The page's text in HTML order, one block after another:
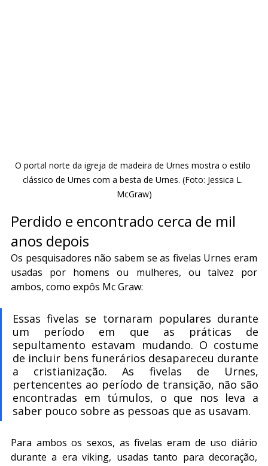
O portal norte da igreja de madeira de Urnes mostra o estilo
clássico de Urnes com a besta de Urnes. (Foto: Jessica L.
McGraw)
Perdido e encontrado cerca de mil
anos depois
Os pesquisadores não sabem se as fivelas Urnes eram
usadas por homens ou mulheres, ou talvez por
ambos, como expôs Mc Graw:
Essas fivelas se tornaram populares durante
um período em que as práticas de
sepultamento estavam mudando. O costume
de incluir bens funerários desapareceu durante
a cristianização. As fivelas de Urnes,
pertencentes ao período de transição, não são
encontradas em túmulos, o que nos leva a
saber pouco sobre as pessoas que as usavam.
Para ambos os sexos, as fivelas eram de uso diário
durante a era viking, usadas tanto para decoração,